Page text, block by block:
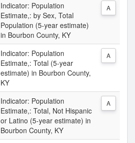
Indicator: Population
Estimate,: by Sex, Total
Population (5-year estimate)
in Bourbon County, KY
A
Indicator: Population
Estimate,: Total (5-year
estimate) in Bourbon County,
KY
A
Indicator: Population
Estimate,: Total, Not Hispanic
or Latino (5-year estimate) in
Bourbon County, KY
A